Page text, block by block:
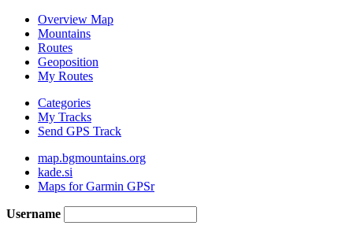
Overview Map
Mountains
Routes
Geoposition
My Routes
Categories
My Tracks
Send GPS Track
map.bgmountains.org
kade.si
Maps for Garmin GPSr
Username